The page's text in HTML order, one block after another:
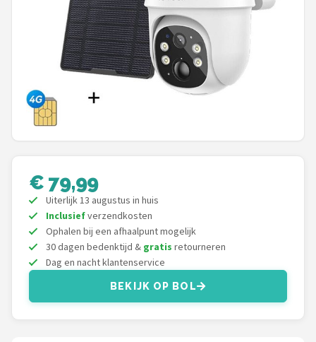
TP-Link
Foscam
Teceye
Smartwares
Alle merken →
€ 79,99
Uiterlijk 13 augustus in huis
Inclusiefverzendkosten
Ophalen bij een afhaalpunt mogelijk
30 dagen bedenktijd & gratis retourneren
Dag en nacht klantenservice
BEKIJK OP BOL